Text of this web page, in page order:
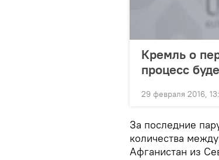
Кремль о
процесс
29 февраля 2016,
За последние
количества
Афганистан из